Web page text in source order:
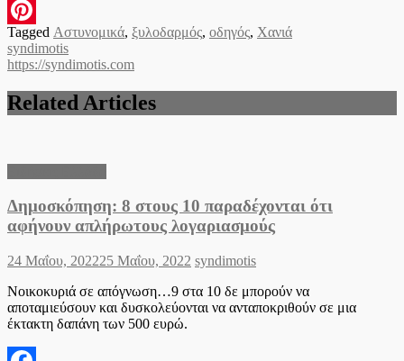
Email
Pinterest
Tagged Αστυνομικά, ξυλοδαρμός, οδηγός, Χανιά
syndimotis
https://syndimotis.com
Related Articles
Δημοσκόπηση: 8 στους 10 παραδέχονται ότι
αφήνουν απλήρωτους λογαριασμούς
Posted
24 Μαΐου, 202225 Μαΐου, 2022 Author
syndimotis
Νοικοκυριά σε απόγνωση…9 στα 10 δε μπορούν να
αποταμιεύσουν και δυσκολεύονται να ανταποκριθούν σε μια
έκτακτη δαπάνη των 500 ευρώ.